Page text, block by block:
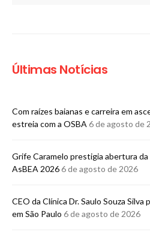
Últimas Notícias
Com raízes baianas e carreira em
estreia com a OSBA 6 de agosto de
Grife Caramelo prestigia abertura da
AsBEA 20266 de agosto de 2026
CEO da Clínica Dr. Saulo Souza
em São Paulo 6 de agosto de 2026